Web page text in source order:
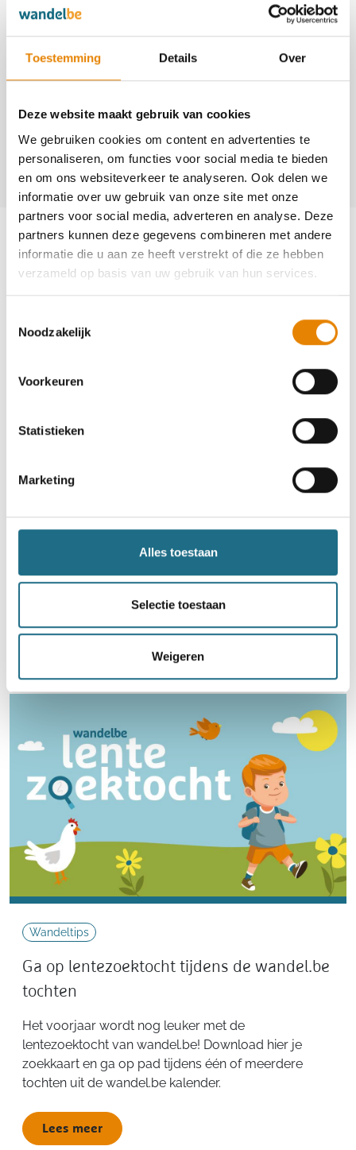
Toestemming Details Over
Deze website maakt gebruik van cookies
We gebruiken cookies om content en advertenties te
personaliseren, om functies voor social media te bieden
en om ons websiteverkeer te analyseren. Ook delen we
informatie over uw gebruik van onze site met onze
partners voor social media, adverteren en analyse. Deze
partners kunnen deze gegevens combineren met andere
informatie die u aan ze heeft verstrekt of die ze hebben
verzameld op basis van uw gebruik van hun services.
Noodzakelijk
Voorkeuren
Statistieken
Marketing
Alles toestaan
Selectie toestaan
Weigeren
5542
Majo Bostyn
+32(0)494 81 90 35
info@drevestappers.be
Aankomende wandeltochten van deze
club
5e Zonnetocht
5 km 10 km
Zondag 23 augustus 2026
Word lid en maak kans op een
Wandeltips
Ga op lentezoektocht tijdens de wandel.be
tochten
Het voorjaar wordt nog leuker met de
lentezoektocht van wandel.be! Download hier je
zoekkaart en ga op pad tijdens één of meerdere
tochten uit de wandel.be kalender.
Lees meer